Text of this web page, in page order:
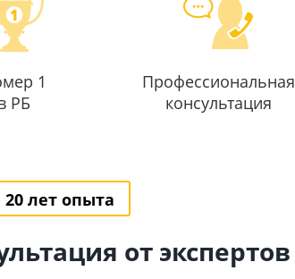
1
РБ
Профессиональная
консультация
20 лет опыта
от экспертов